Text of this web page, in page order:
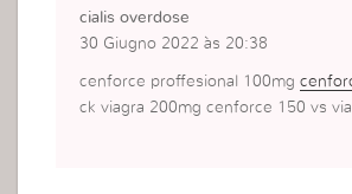
cialis overdose
30 Giugno 2022 às 20:38
cenforce proffesional 100mg
ck viagra 200mg cenforce 150 vs